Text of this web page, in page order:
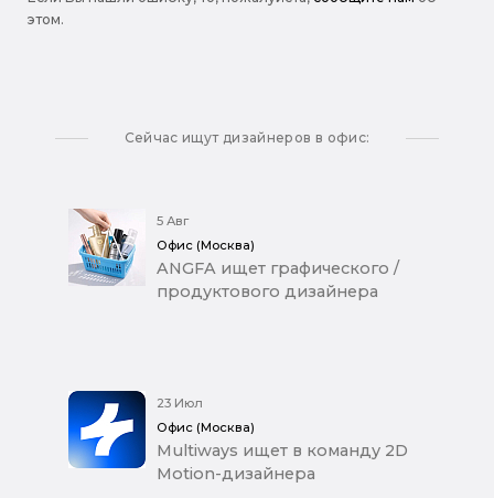
этом.
Сейчас ищут дизайнеров в офис:
5 Авг
Офис (Москва)
ANGFA ищет графического /
продуктового дизайнера
23 Июл
Офис (Москва)
Multiways ищет в команду 2D
Motion-дизайнера